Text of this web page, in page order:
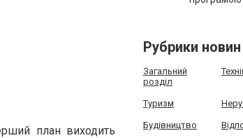
план виходить
Рубрики новин
Загальний
розділ
Туризм
Будівництво